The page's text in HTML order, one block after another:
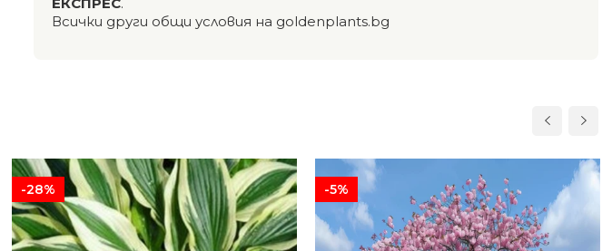
Всички други общи условия на goldenplants.bg
-28% -5%